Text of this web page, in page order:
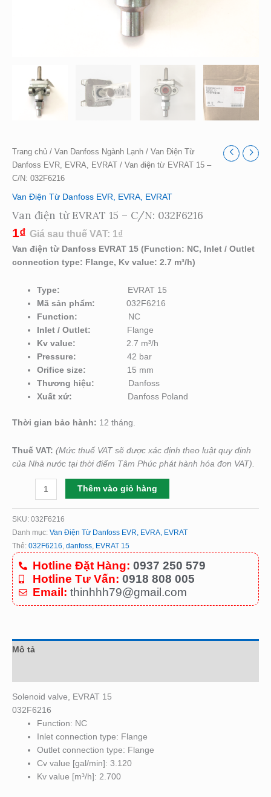
Trang chủ / Van Danfoss Ngành Lạnh / Van Điện Từ
Danfoss EVR, EVRA, EVRAT
/ Van điện từ EVRAT 15 –
C/N: 032F6216
Van Điện Từ Danfoss EVR, EVRA, EVRAT
Van điện từ EVRAT 15 – C/N: 032F6216
1₫ Giá sau thuế VAT: 1₫
Van điện từ Danfoss EVRAT 15 (Function: NC, Inlet / Outlet
connection type: Flange, Kv value: 2.7 m³/h)
Type:
EVRAT 15
Mã sản phẩm:032F6216
Function:
NC
Inlet / Outlet:
Flange
Kv value:2.7 m³/h
Pressure:42 bar
Orifice size: 15 mm
Thương hiệu:
Danfoss
Xuất xứ:
Danfoss Poland
Thời gian bảo hành: 12 tháng.
Thuế VAT: (Mức thuế VAT sẽ được xác định theo luật quy định
của Nhà nước tại thời điểm Tâm Phúc phát hành hóa đơn VAT).
Thêm vào giỏ hàng
SKU: 032F6216
Danh mục: Van Điện Từ Danfoss EVR, EVRA, EVRAT
Thẻ: 032F6216, danfoss, EVRAT 15
Hotline Đặt Hàng: 0937 250 579
Hotline Tư Vấn: 0918 808 005
Email: thinhhh79@gmail.com
Mô tả
Solenoid valve, EVRAT 15
032F6216
Function: NC
Inlet connection type: Flange
Outlet connection type: Flange
Cv value [gal/min]: 3.120
Kv value [m³/h]: 2.700